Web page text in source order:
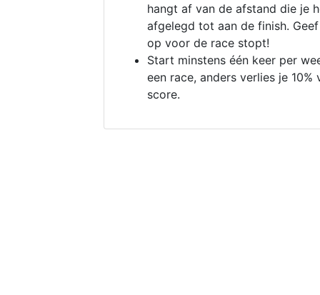
hangt af van de afstand die je
afgelegd tot aan de finish.
op voor de race stopt!
Start minstens één keer per
een race, anders verlies je 10%
score.